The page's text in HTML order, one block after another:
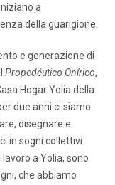
a
della guarigione.
e generazione di
Propedéutico Onírico,
Hogar Yolia della
due anni ci siamo
disegnare e
in sogni collettivi
a Yolia, sono
che abbiamo